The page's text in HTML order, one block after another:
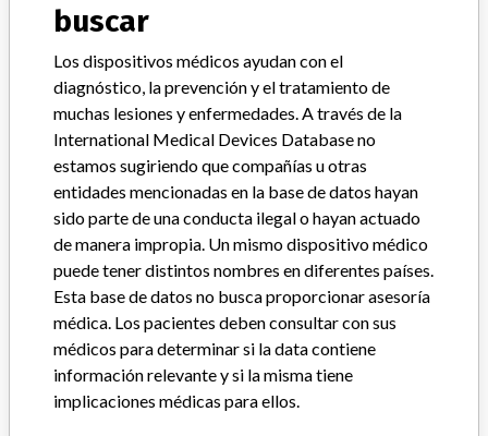
Clasificación del producto
Clase de dispositivo
¿Implante?
Distribución
Worldwide Distribution-USA (nationwide) and the countries of
Belgium, Canada, Canary Islands, China, Czech Republic, Denmark,
Finland, France, Germany, Greece, India, Italy, Japan, Korea,
Luxemburg, Netherlands, New Zealand, Norway, Portugal Reunion,
Russian Federation, Singapore, Slovakia, Spain, Sweden,
Switzerland, Turkey, Taiwan, Thailand, and United Kingdom.
Descripción del producto
VERSA-FX KEYLESS 90D X 8 and X 11, VERSA-FX KEYLESS 95D
X 8, X 11, and X 14, VERSA-FX KEYLESS 140D X 4 and X 5,
buscar
Los dispositivos médicos ayudan con el
diagnóstico, la prevención y el tratamiento de
muchas lesiones y enfermedades. A través de la
International Medical Devices Database no
estamos sugiriendo que compañías u otras
entidades mencionadas en la base de datos hayan
sido parte de una conducta ilegal o hayan actuado
de manera impropia. Un mismo dispositivo médico
puede tener distintos nombres en diferentes países.
Esta base de datos no busca proporcionar asesoría
médica. Los pacientes deben consultar con sus
médicos para determinar si la data contiene
información relevante y si la misma tiene
implicaciones médicas para ellos.